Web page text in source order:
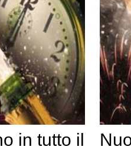
in tutto il